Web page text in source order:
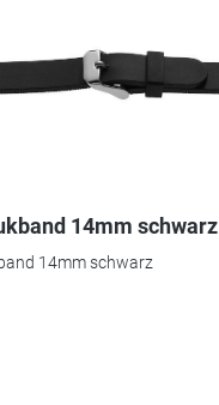
14mm schwarz
14mm schwarz